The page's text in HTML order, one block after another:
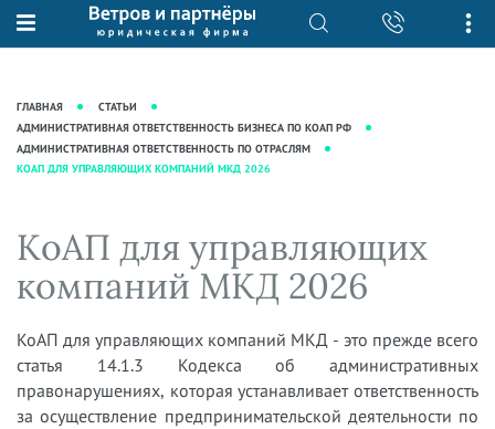
О нас
Рекомендации
Награды и рейтинги
Кейсы
Вакансии
Юридические услуги
Интеллектуальная собственность
Корпоративная практика
Сопровождение бизнеса
Ведение уголовных дел
Ведение дел о банкротстве
База знаний
практики"
Статьи
Видеоподкасты
Справочная
Вопросы-ответы
Вебинары и семинары
Прямые эфиры
ГЛАВНАЯ
СТАТЬИ
АДМИНИСТРАТИВНАЯ ОТВЕТСТВЕННОСТЬ БИЗНЕСА ПО КОАП РФ
АДМИНИСТРАТИВНАЯ ОТВЕТСТВЕННОСТЬ ПО ОТРАСЛЯМ
КОАП ДЛЯ УПРАВЛЯЮЩИХ КОМПАНИЙ МКД 2026
КоАП для управляющих
компаний МКД 2026
КоАП для управляющих компаний МКД - это прежде всего
статья 14.1.3 Кодекса об административных
правонарушениях, которая устанавливает ответственность
за осуществление предпринимательской деятельности по